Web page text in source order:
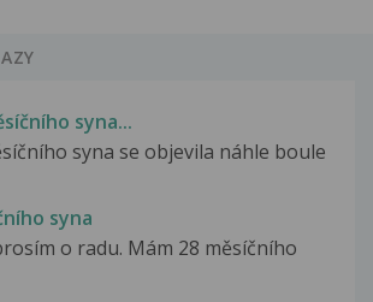
syna...
syna se objevila náhle boule
syna
o radu. Mám 28 měsíčního